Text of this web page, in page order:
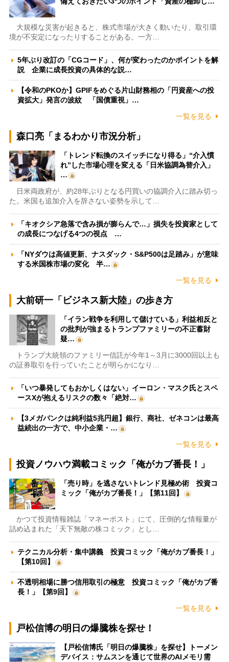
大規模な災害が起きると、株式市場が大きく動いたり、取引環
境が不安定になったりすることがある。一方…
5年ぶり改訂の「CGコード」、何が変わったのかポイントを解
説 企業に成長投資の具体的な説…
【令和のPKOか】GPIFをめぐる片山財務相の「円資産への投
資拡大」発言の波紋 「国債重視」…
一覧を見る
森口亮「まるわかり市況分析」
「トレンド転換のスイッチになり得る」“介入慣
れ”した市場心理を変える「日米協調為替介入」
…
日米両政府が、約28年ぶりとなる円買いの協調介入に踏み切っ
た。米国も追加介入を辞さない姿勢を示して…
「キオクシア急落で含み損が膨らんで…」損失を投資家として
の成長につなげる4つの視点 …
「NYダウは高値更新、ナスダック・S&P500は足踏み」が意味
する米国株市場の変化 半…
一覧を見る
大前研一「ビジネス新大陸」の歩き方
「イラン戦争を利用して儲けている」利益相反と
の批判が強まるトランプファミリーの不正蓄財
疑…
トランプ大統領のファミリー信託が今年1～3月に3000回以上も
の証券取引を行っていたことが明らかになり…
「いつ暴発してもおかしくはない」イーロン・マスク氏とスペ
ースXが抱えるリスクの数々「絶対…
【3メガバンクは純利益5兆円超】銀行、商社、ゼネコンは最高
益続出の一方で、中小企業・…
一覧を見る
投資ノウハウ満載コミック「俺がカブ番長！」
「売り時」を逃さないトレンド見極め術 投資コ
ミック「俺がカブ番長！」【第11回】
かつて投資情報雑誌「マネーポスト」にて、圧倒的な情報量が
詰め込まれた「天下無敵の株コミック」とし…
テクニカル分析・集中講義 投資コミック「俺がカブ番長！」
【第10回】
不透明相場に勝つ信用取引の極意 投資コミック「俺がカブ番
長！」【第9回】
一覧を見る
戸松信博の明日の爆騰株を探せ！
【戸松信博氏「明日の爆騰株」を探せ】トーメン
デバイス：サムスンを通じて世界のAIメモリ需